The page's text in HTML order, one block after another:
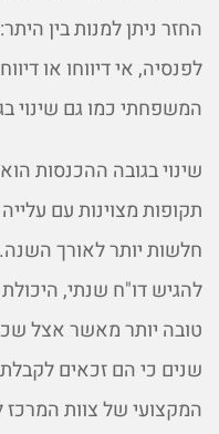
החזר ניתן למנות בין
לפנסיה, אי דיווחו או
המשפחתי כמו גם שינוי
שינוי בגובה ההכנסות
תקופות מצוינות עם
חלשות יותר לאורך
להגיש דו"ח שנתי,
טובה יותר מאשר אצל
שנים כי הם זכאים
המקצועי של צוות המרכז